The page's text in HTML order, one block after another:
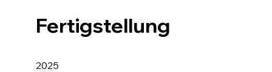
Fertigstellung
2025